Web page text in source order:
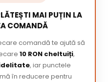
MAI PUȚIN LA
COMANDĂ
comandă te ajută să
10 RON cheltuiți,
, iar punctele
în reducere pentru